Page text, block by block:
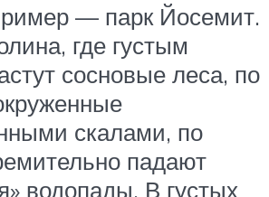
— парк Йосемит.
где густым
сосновые леса, по
скалами, по
падают
водопады. В густых